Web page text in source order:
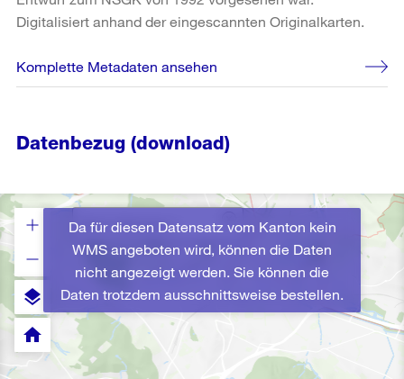
Digitalisiert anhand der eingescannten Originalkarten.
Komplette Metadaten ansehen
Datenbezug (download)
Da für diesen Datensatz vom Kanton kein
WMS angeboten wird, können die Daten
nicht angezeigt werden. Sie können die
Daten trotzdem ausschnittsweise bestellen.
layers
home